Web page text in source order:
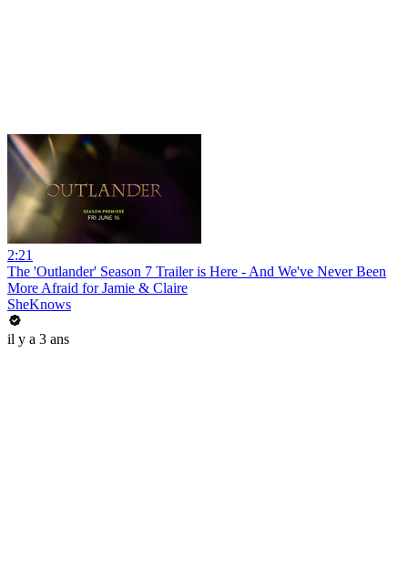
2:21
The 'Outlander' Season 7 Trailer is Here - And We've Never Been
More Afraid for Jamie & Claire
SheKnows
il y a 3 ans